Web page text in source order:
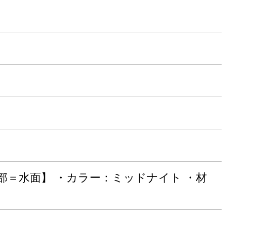
＝水面】 ・カラー：ミッドナイト ・材